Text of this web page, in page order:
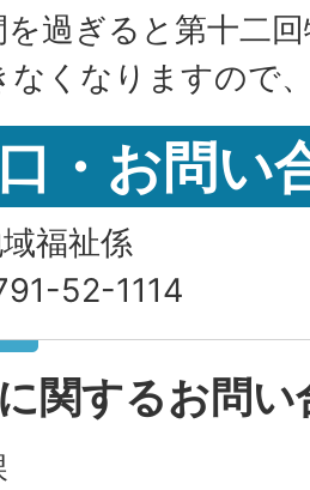
を過ぎると第十二
なくなりますので
・お問い
福祉係
52-1114
関するお問い